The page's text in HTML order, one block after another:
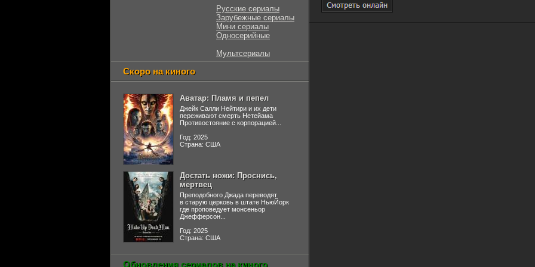
Русские сериалы
Зарубежные сериалы
Мини сериалы
Односерийные
Мультсериалы
Скоро на киного
Аватар: Пламя и пепел
Джейк Салли Нейтири и их дети
переживают смерть Нетейама
Противостояние с корпорацией...
Год: 2025
Страна: США
Достать ножи: Проснись,
мертвец
Преподобного Джада переводят
в старую церковь в штате НьюЙорк
где проповедует монсеньор
Джефферсон...
Год: 2025
Страна: США
Обновления сериалов на киного